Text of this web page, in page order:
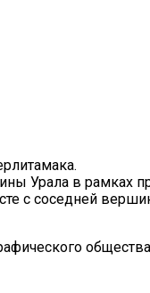
Урала в рамках
с соседней